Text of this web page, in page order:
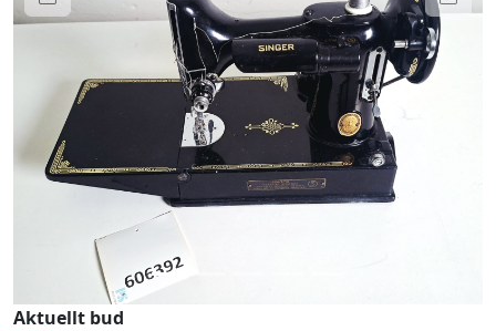
Previous
Aktuellt bud